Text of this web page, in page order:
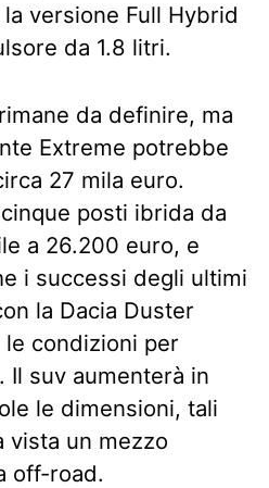
la versione Full Hybrid
da 1.8 litri.
da definire, ma
Extreme potrebbe
27 mila euro.
posti ibrida da
a 26.200 euro, e
i successi degli ultimi
la Dacia Duster
condizioni per
Il suv aumenterà in
le dimensioni, tali
vista un mezzo
off-road.